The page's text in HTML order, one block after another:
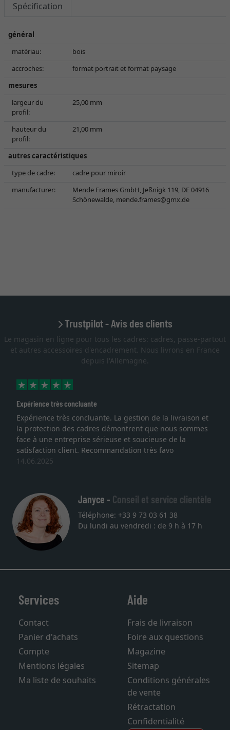
Spécification
général
matériau:
bois
accroches:
format portrait et format paysage
mesures
largeur du
profil:
25,00 mm
hauteur du
profil:
21,00 mm
autres caractéristiques
type de cadre:
cadre pour miroir
manufacturer:
Mende Frames GmbH, Jeßnigk 119, DE 04916
Schönewalde, mende.frames@gmx.de
Trustpilot - Avis des clients
Le magasin en ligne pour tous les cadres: cadres, passe-partout
et autres accessoires d'encadrement. Nous livrons en France
depuis l'Allemagne.
Expérience très concluante
Expérience très concluante. La gestion de la livraison et
la protection des cadres démontrent que nous sommes
face à une entreprise sérieuse et soucieuse de la
satisfaction client. Recommandation très favo
14.06.2025
Janyce - Conseil et service clientèle
Téléphone: +33 9 73 03 61 38
Du lundi au vendredi : de 9 h à 17 h
Services
Contact
Panier d'achats
Compte
Mentions légales
Ma liste de souhaits
Aide
Frais de livraison
Foire aux questions
Magazine
Sitemap
Conditions générales
de vente
Rétractation
Confidentialité